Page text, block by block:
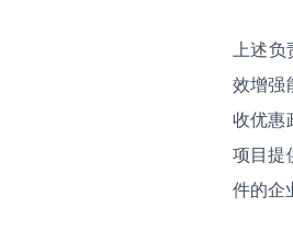
上述负
效增强
收优惠
项目提
件的企